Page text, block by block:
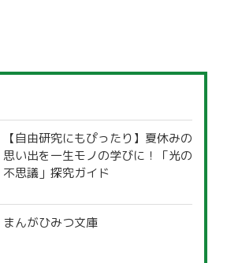
【自由研究にもぴったり】夏休みの
思い出を一生モノの学びに！「光の
不思議」探究ガイド
まんがひみつ文庫